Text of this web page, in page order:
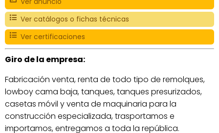
Ver catálogos o fichas técnicas
Ver certificaciones
Giro de la empresa:
Fabricación venta, renta de todo tipo de remolques,
lowboy cama baja, tanques, tanques presurizados,
casetas móvil y venta de maquinaria para la
construcción especializada, trasportamos e
importamos, entregamos a toda la república.